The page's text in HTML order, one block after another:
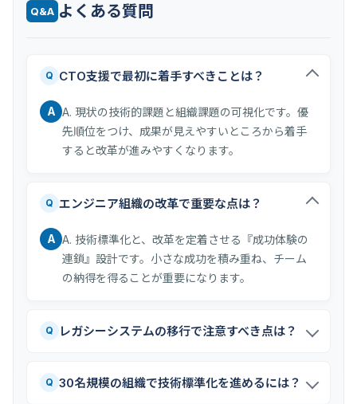
Q&A よくある質問
Q CTO支援で最初に着手すべきことは？
A A. 現状の技術的課題と組織課題の可視化です。優
先順位をつけ、成果が見えやすいところから着手
すると改革が進みやすくなります。
Q エンジニア組織の改革で重要な点は？
A A. 技術標準化と、改革を定着させる『成功体験の
連鎖』設計です。小さな成功を積み重ね、チーム
の納得を得ることが重要になります。
Q レガシーシステムの移行で注意すべき点は？
Q 30名規模の組織で技術標準化を進めるには？